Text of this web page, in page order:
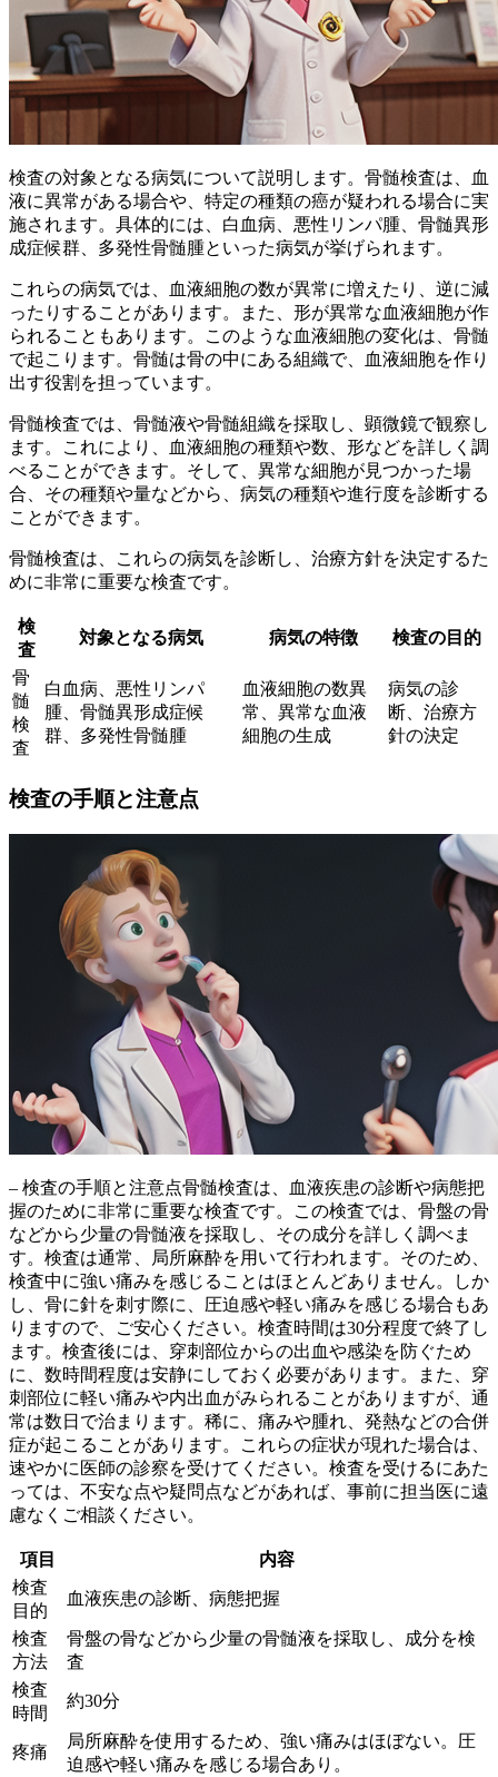
検査の対象となる病気について説明します。骨髄検査は、血
液に異常がある場合や、特定の種類の癌が疑われる場合に実
施されます。具体的には、 白血病、悪性リンパ腫、骨髄異形
成症候群、多発性骨髄腫といった病気が挙げられます。
これらの病気では、血液細胞の数が異常に増えたり、逆に減
ったりすることがあります。また、形が異常な血液細胞が作
られることもあります。このような血液細胞の変化は、骨髄
で起こります。骨髄は骨の中にある組織で、血液細胞を作り
出す役割を担っています。
骨髄検査では、骨髄液や骨髄組織を採取し、顕微鏡で観察し
ます。これにより、血液細胞の種類や数、形などを詳しく調
べることができます。そして、異常な細胞が見つかった場
合、その種類や量などから、病気の種類や進行度を診断する
ことができます。
骨髄検査は、これらの病気を診断し、治療方針を決定するた
めに非常に重要な検査です。
検
査
対象となる病気 病気の特徴 検査の目的
骨
髄
検
査
白血病、悪性リンパ
腫、骨髄異形成症候
群、多発性骨髄腫
血液細胞の数異
常、異常な血液
細胞の生成
病気の診
断、治療方
針の決定
検査の手順と注意点
– 検査の手順と注意点骨髄検査は、血液疾患の診断や病態把
握のために非常に重要な検査です。この検査では、骨盤の骨
などから少量の骨髄液を採取し、その成分を詳しく調べま
す。 検査は通常、局所麻酔を用いて行われます。 そのため、
検査中に強い痛みを感じることはほとんどありません。しか
し、骨に針を刺す際に、圧迫感や軽い痛みを感じる場合もあ
りますので、ご安心ください。検査時間は30分程度で終了し
ます。検査後には、穿刺部位からの出血や感染を防ぐため
に、 数時間程度は安静にしておく必要があります。また、穿
刺部位に軽い痛みや内出血がみられることがありますが、通
常は数日で治まります。稀に、痛みや腫れ、発熱などの合併
症が起こることがあります。これらの症状が現れた場合は、
速やかに医師の診察を受けてください。検査を受けるにあた
っては、不安な点や疑問点などがあれば、事前に担当医に遠
慮なくご相談ください。
項目
内容
検査
目的
血液疾患の診断、病態把握
検査
方法
骨盤の骨などから少量の骨髄液を採取し、成分を検
査
検査
時間
約30分
疼痛
局所麻酔を使用するため、強い痛みはほぼない。圧
迫感や軽い痛みを感じる場合あり。